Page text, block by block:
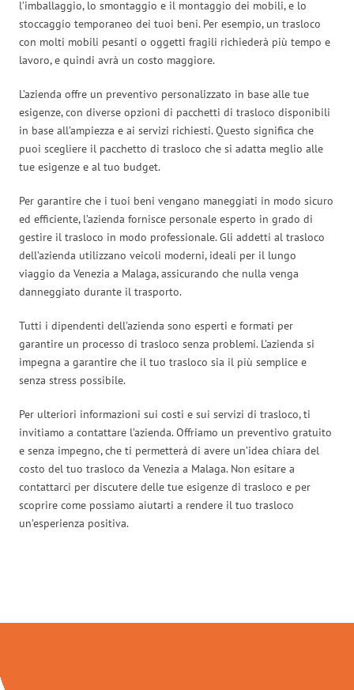
l’imballaggio, lo smontaggio e il montaggio dei mobili, e lo
stoccaggio temporaneo dei tuoi beni. Per esempio, un trasloco
con molti mobili pesanti o oggetti fragili richiederà più tempo e
lavoro, e quindi avrà un costo maggiore.
L’azienda offre un preventivo personalizzato in base alle tue
esigenze, con diverse opzioni di pacchetti di trasloco disponibili
in base all’ampiezza e ai servizi richiesti. Questo significa che
puoi scegliere il pacchetto di trasloco che si adatta meglio alle
tue esigenze e al tuo budget.
Per garantire che i tuoi beni vengano maneggiati in modo sicuro
ed efficiente, l’azienda fornisce personale esperto in grado di
gestire il trasloco in modo professionale. Gli addetti al trasloco
dell’azienda utilizzano veicoli moderni, ideali per il lungo
viaggio da Venezia a Malaga, assicurando che nulla venga
danneggiato durante il trasporto.
Tutti i dipendenti dell’azienda sono esperti e formati per
garantire un processo di trasloco senza problemi. L’azienda si
impegna a garantire che il tuo trasloco sia il più semplice e
senza stress possibile.
Per ulteriori informazioni sui costi e sui servizi di trasloco, ti
invitiamo a contattare l’azienda. Offriamo un preventivo gratuito
e senza impegno, che ti permetterà di avere un’idea chiara del
costo del tuo trasloco da Venezia a Malaga. Non esitare a
contattarci per discutere delle tue esigenze di trasloco e per
scoprire come possiamo aiutarti a rendere il tuo trasloco
un’esperienza positiva.